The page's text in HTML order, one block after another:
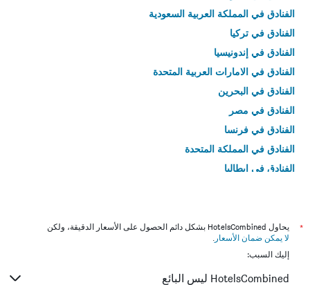
الفنادق في المملكة العربية السعودية
الفنادق في تركيا
الفنادق في إندونيسيا
الفنادق في الامارات العربية المتحدة
الفنادق في البحرين
الفنادق في مصر
الفنادق في فرنسا
الفنادق في المملكة المتحدة
الفنادق في إيطاليا
*
يحاول HotelsCombined بشكل دائم الحصول على الأسعار الدقيقة، ولكن
لا يمكن ضمان الأسعار .
إليك السبب:
HotelsCombined ليس البائع